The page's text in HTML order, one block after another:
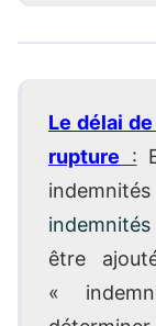
Le délai
rupture :
être
«